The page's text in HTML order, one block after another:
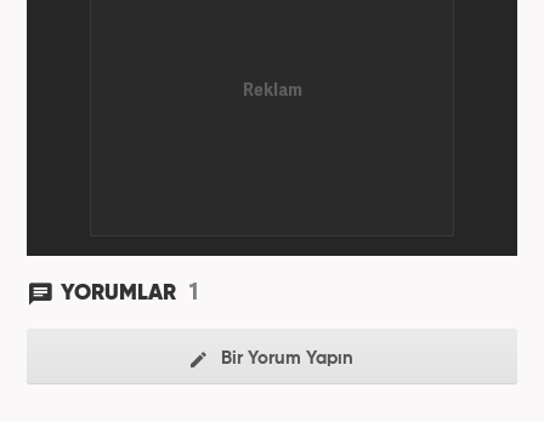
YORUMLAR 1
Bir Yorum Yapın